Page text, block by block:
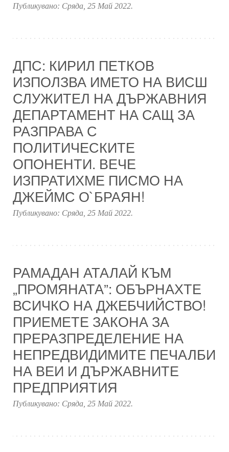
Публикувано: Сряда, 25 Май 2022.
ДПС: КИРИЛ ПЕТКОВ
ИЗПОЛЗВА ИМЕТО НА ВИСШ
СЛУЖИТЕЛ НА ДЪРЖАВНИЯ
ДЕПАРТАМЕНТ НА САЩ ЗА
РАЗПРАВА С
ПОЛИТИЧЕСКИТЕ
ОПОНЕНТИ. ВЕЧЕ
ИЗПРАТИХМЕ ПИСМО НА
ДЖЕЙМС О`БРАЯН!
Публикувано: Сряда, 25 Май 2022.
РАМАДАН АТАЛАЙ КЪМ
„ПРОМЯНАТА”: ОБЪРНАХТЕ
ВСИЧКО НА ДЖЕБЧИЙСТВО!
ПРИЕМЕТЕ ЗАКОНА ЗА
ПРЕРАЗПРЕДЕЛЕНИЕ НА
НЕПРЕДВИДИМИТЕ ПЕЧАЛБИ
НА ВЕИ И ДЪРЖАВНИТЕ
ПРЕДПРИЯТИЯ
Публикувано: Сряда, 25 Май 2022.